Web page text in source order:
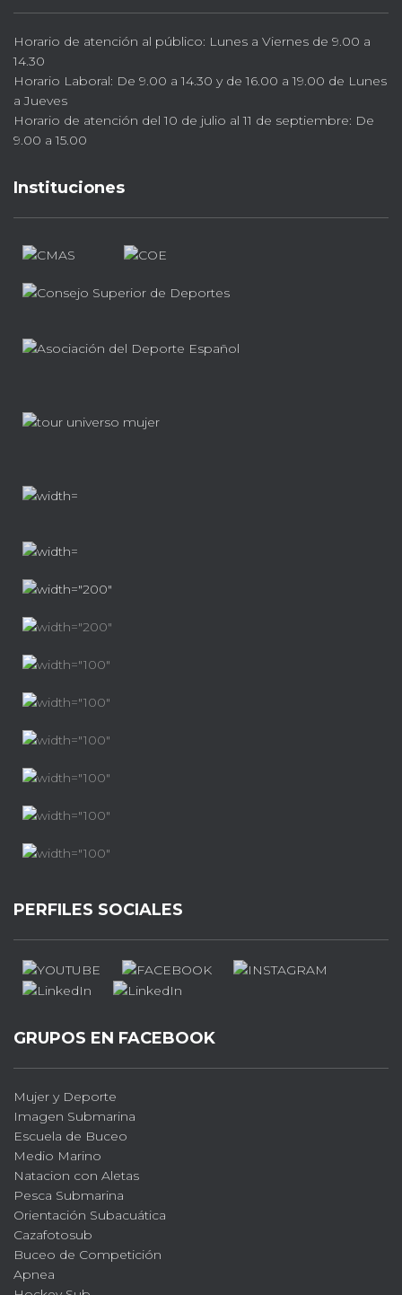
Horario de atención al público: Lunes a Viernes de 9.00 a
14.30
Horario Laboral: De 9.00 a 14.30 y de 16.00 a 19.00 de Lunes
a Jueves
Horario de atención del 10 de julio al 11 de septiembre: De
9.00 a 15.00
Instituciones
PERFILES SOCIALES
GRUPOS EN FACEBOOK
Mujer y Deporte
Imagen Submarina
Escuela de Buceo
Medio Marino
Natacion con Aletas
Pesca Submarina
Orientación Subacuática
Cazafotosub
Buceo de Competición
Apnea